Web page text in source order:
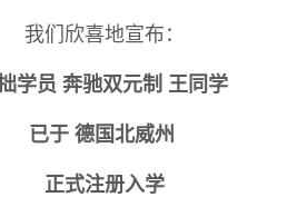
我们欣喜地宣布：
学员 奔驰双元制 王同学
已于 德国北威州
正式注册入学